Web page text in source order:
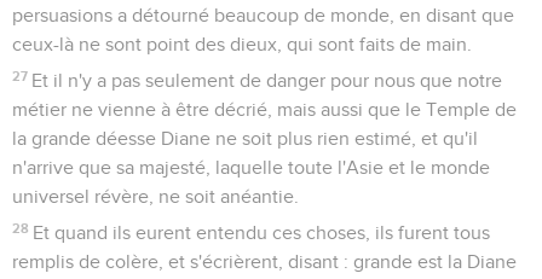
persuasions a détourné beaucoup de monde, en disant que
ceux-là ne sont point des dieux, qui sont faits de main.
27 Et il n'y a pas seulement de danger pour nous que notre
métier ne vienne à être décrié, mais aussi que le Temple de
la grande déesse Diane ne soit plus rien estimé, et qu'il
n'arrive que sa majesté, laquelle toute l'Asie et le monde
universel révère, ne soit anéantie.
28 Et quand ils eurent entendu ces choses, ils furent tous
remplis de colère, et s'écrièrent, disant : grande est la Diane